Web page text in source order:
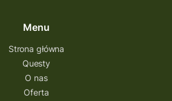
Questing Łódzkie
Przygody
Menu
Strona główna
Questy
O nas
Oferta